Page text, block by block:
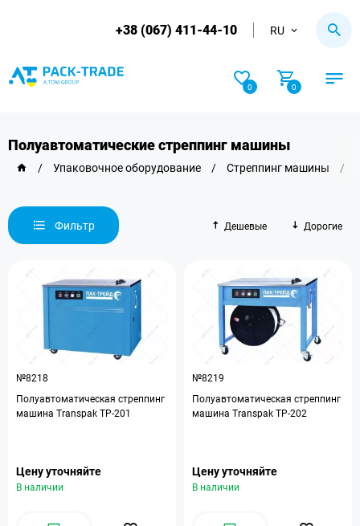
+38 (067) 411-44-10 RU
0 0
Полуавтоматические стреппинг машины
/ Упаковочное оборудование / Стреппинг машины /
Фильтр Дешевые Дорогие
№8218
Полуавтоматическая стреппинг
машина Transpak ТР-201
Цену уточняйте
В наличии
№8219
Полуавтоматическая стреппинг
машина Transpak ТР-202
Цену уточняйте
В наличии